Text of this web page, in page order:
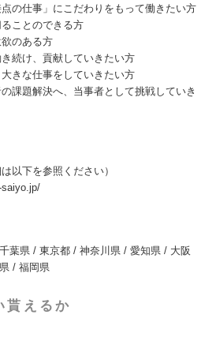
の仕事」にこだわりをもって働きたい方
ことのできる方
のある方
続け、貢献していきたい方
きな仕事をしていきたい方
課題解決へ、当事者として挑戦していき
以下を参照ください）
葉県 / 東京都 / 神奈川県 / 愛知県 / 大阪
/ 福岡県
貰えるか